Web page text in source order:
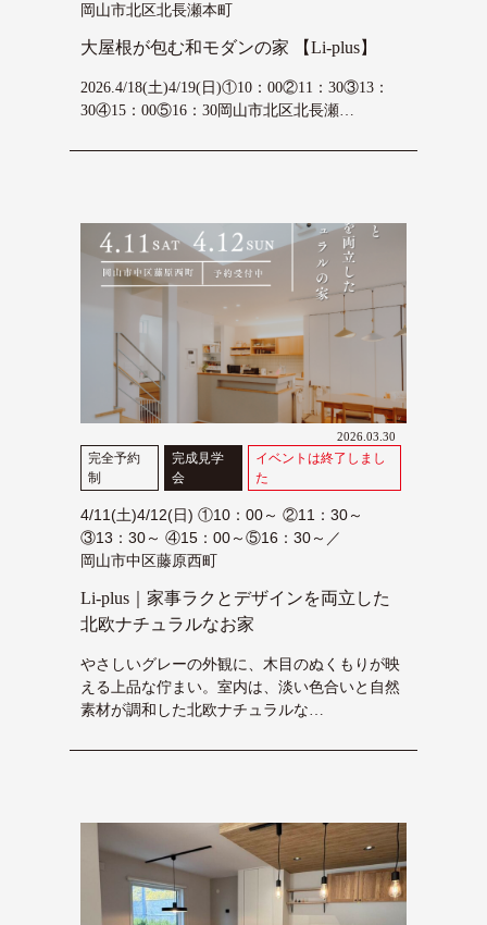
岡山市北区北長瀬本町
大屋根が包む和モダンの家 【Li-plus】
2026.4/18(土)4/19(日)①10：00②11：30③13：
30④15：00⑤16：30岡山市北区北長瀬…
2026.03.30
完全予約
制
完成見学
会
イベントは終了しまし
た
4/11(土)4/12(日) ①10：00～ ②11：30～
③13：30～ ④15：00～⑤16：30～／
岡山市中区藤原西町
Li-plus｜家事ラクとデザインを両立した
北欧ナチュラルなお家
やさしいグレーの外観に、木目のぬくもりが映
える上品な佇まい。室内は、淡い色合いと自然
素材が調和した北欧ナチュラルな…